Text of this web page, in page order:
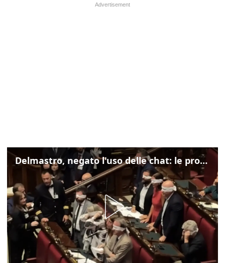
Delmastro, negato l'uso delle chat: le proteste di Avs e M5s